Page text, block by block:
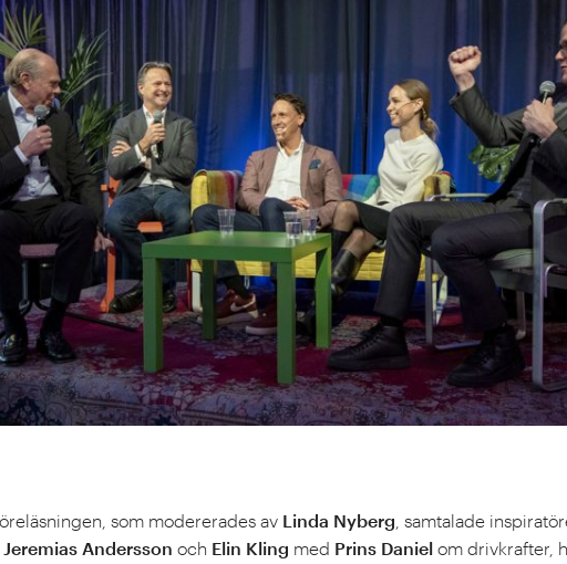
som modererades av Linda Nyberg , samtalade
Jeremias Andersson och Elin Kling med Prins Daniel om drivkrafter,